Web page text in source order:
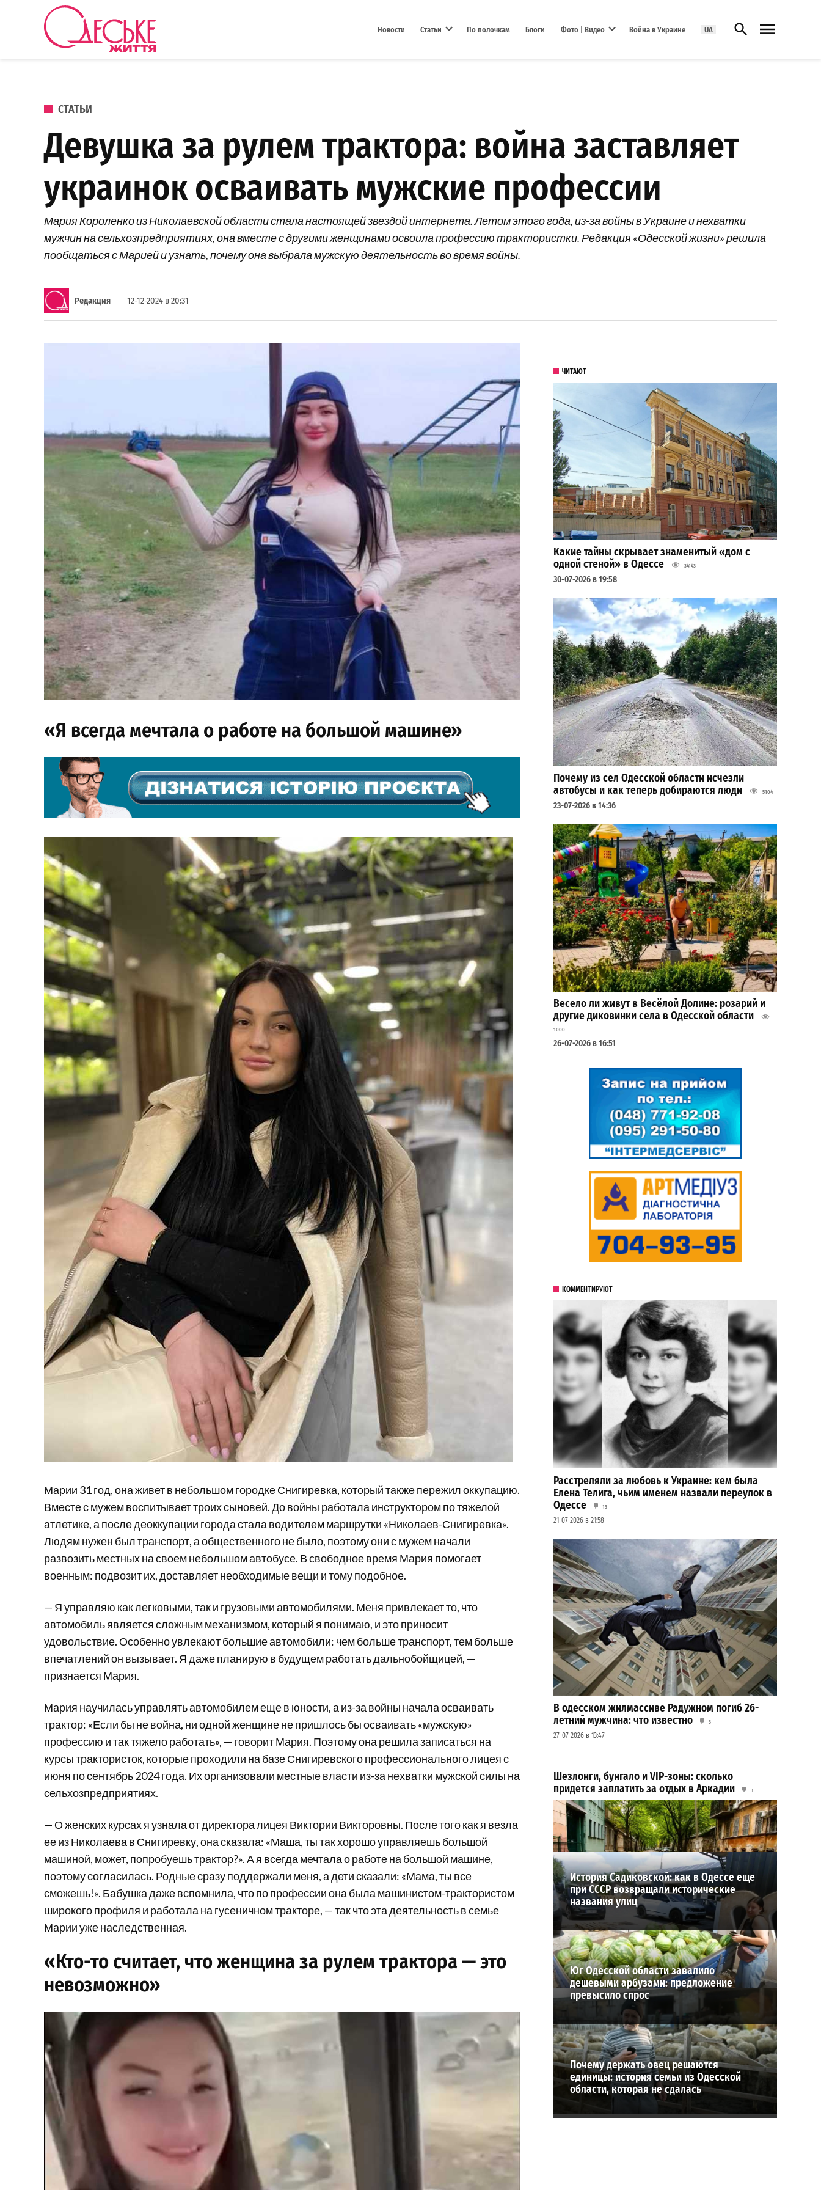
Перейти к содержанию
Новости Статьи По полочкам Блоги Фото | Видео Война в Украине UA Открыть поиск
ОПУБЛИКОВАНО В
СТАТЬИ
Девушка за рулем трактора: война заставляет
украинок осваивать мужские профессии
Мария Короленко из Николаевской области стала настоящей звездой интернета. Летом этого года, из-за войны в Украине и нехватки
мужчин на сельхозпредприятиях, она вместе с другими женщинами освоила профессию трактористки. Редакция «Одесской жизни» решила
пообщаться с Марией и узнать, почему она выбрала мужскую деятельность во время войны.
Редакция 12-12-2024 в 20:31
«Я всегда мечтала о работе на большой машине»
Марии 31 год, она живет в небольшом городке Снигиревка, который также пережил оккупацию.
Вместе с мужем воспитывает троих сыновей. До войны работала инструктором по тяжелой
атлетике, а после деоккупации города стала водителем маршрутки «Николаев-Снигиревка».
Людям нужен был транспорт, а общественного не было, поэтому они с мужем начали
развозить местных на своем небольшом автобусе. В свободное время Мария помогает
военным: подвозит их, доставляет необходимые вещи и тому подобное.
— Я управляю как легковыми, так и грузовыми автомобилями. Меня привлекает то, что
автомобиль является сложным механизмом, который я понимаю, и это приносит
удовольствие. Особенно увлекают большие автомобили: чем больше транспорт, тем больше
впечатлений он вызывает. Я даже планирую в будущем работать дальнобойщицей, —
признается Мария.
Мария научилась управлять автомобилем еще в юности, а из-за войны начала осваивать
трактор: «Если бы не война, ни одной женщине не пришлось бы осваивать «мужскую»
профессию и так тяжело работать», — говорит Мария. Поэтому она решила записаться на
курсы трактористок, которые проходили на базе Снигиревского профессионального лицея с
июня по сентябрь 2024 года. Их организовали местные власти из-за нехватки мужской силы на
сельхозпредприятиях.
— О женских курсах я узнала от директора лицея Виктории Викторовны. После того как я везла
ее из Николаева в Снигиревку, она сказала: «Маша, ты так хорошо управляешь большой
машиной, может, попробуешь трактор?». А я всегда мечтала о работе на большой машине,
поэтому согласилась. Родные сразу поддержали меня, а дети сказали: «Мама, ты все
сможешь!». Бабушка даже вспомнила, что по профессии она была машинистом-трактористом
широкого профиля и работала на гусеничном тракторе, — так что эта деятельность в семье
Марии уже наследственная.
«Кто-то считает, что женщина за рулем трактора — это
невозможно»
ЧИТАЮТ
Какие тайны скрывает знаменитый «дом с
одной стеной» в Одессе
34143
30-07-2026 в 19:58
Почему из сел Одесской области исчезли
автобусы и как теперь добираются люди
5104
23-07-2026 в 14:36
Весело ли живут в Весёлой Долине: розарий и
другие диковинки села в Одесской области
1000
26-07-2026 в 16:51
КОММЕНТИРУЮТ
Расстреляли за любовь к Украине: кем была
Елена Телига, чьим именем назвали переулок в
Одессе
13
21-07-2026 в 21:58
В одесском жилмассиве Радужном погиб 26-
летний мужчина: что известно
3
27-07-2026 в 13:47
Шезлонги, бунгало и VIP-зоны: сколько
придется заплатить за отдых в Аркадии
3
21-07-2026 в 19:23
ВИБОР РЕДАКЦИИ
История Садиковской: как в Одессе еще
при СССР возвращали исторические
названия улиц
Юг Одесской области завалило
дешевыми арбузами: предложение
превысило спрос
Почему держать овец решаются
единицы: история семьи из Одесской
области, которая не сдалась